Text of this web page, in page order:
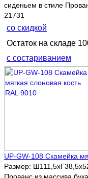
сиденьем в стиле
21731
со скидкой
Остаток на складе
с состариванием
UP-GW-108 Скамейка
Размер: